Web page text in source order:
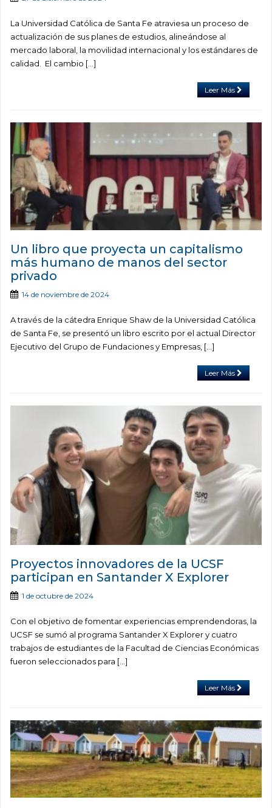
La Universidad Católica de Santa Fe atraviesa un proceso de
actualización de sus planes de estudios, alineándose al
mercado laboral, la movilidad internacional y los estándares de
calidad. El cambio […]
Leer Más
Un libro que proyecta un capitalismo
más humano de manos del sector
privado
14 de noviembre de 2024
A través de la cátedra Enrique Shaw de la Universidad Católica
de Santa Fe, se presentó un libro escrito por el actual Director
Ejecutivo del Grupo de Fundaciones y Empresas, […]
Leer Más
Proyectos innovadores de la UCSF
participan en Santander X Explorer
1 de octubre de 2024
Con el objetivo de fomentar experiencias emprendendoras, la
UCSF se sumó al programa Santander X Explorer y cuatro
trabajos de estudiantes de la Facultad de Ciencias Económicas
fueron seleccionados para […]
Leer Más